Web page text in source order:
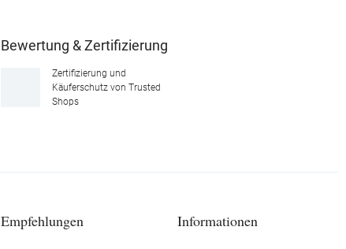
Bewertung & Zertifizierung
Zertifizierung und
Käuferschutz von Trusted
Shops
Empfehlungen Informationen